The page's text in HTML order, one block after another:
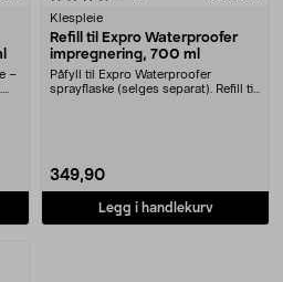
–
Klespleie
Refill til Expro Waterproofer
impregnering, 700 ml
Påfyll til Expro Waterproofer
sprayflaske (selges separat). Refill til
349,90
Legg i handlekurv